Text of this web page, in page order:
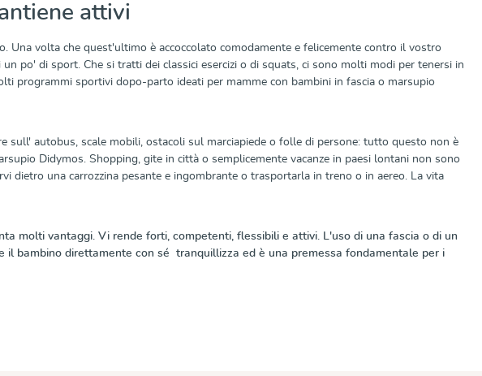
attivi
Una volta che quest'ultimo è accoccolato comodamente e felicemente contro il vostro
po' di sport. Che si tratti dei classici esercizi o di squats, ci sono molti modi per tenersi in
programmi sportivi dopo-parto ideati per mamme con bambini in fascia o marsupio
sull' autobus, scale mobili, ostacoli sul marciapiede o folle di persone: tutto questo non è
Didymos. Shopping, gite in città o semplicemente vacanze in paesi lontani non sono
dietro una carrozzina pesante e ingombrante o trasportarla in treno o in aereo. La vita
molti vantaggi. Vi rende forti, competenti, flessibili e attivi. L'uso di una fascia o di un
bambino direttamente con sé tranquillizza ed è una premessa fondamentale per i